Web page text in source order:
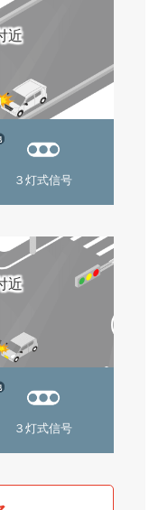
近
３灯式信号
近
３灯式信号